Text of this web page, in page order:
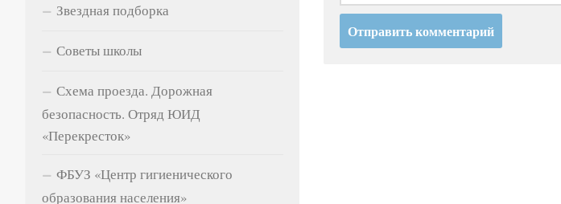
Звездная подборка
Советы школы
Схема проезда. Дорожная
безопасность. Отряд ЮИД
«Перекресток»
ФБУЗ «Центр гигиенического
образования населения»